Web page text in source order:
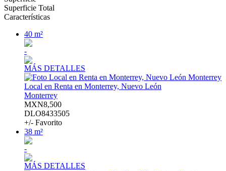
Superficie Total
Características
40 m²
-
MÁS DETALLES
Local en Renta en Monterrey, Nuevo León
Monterrey
MXN8,500
DLO8433505
+/- Favorito
38 m²
-
MÁS DETALLES